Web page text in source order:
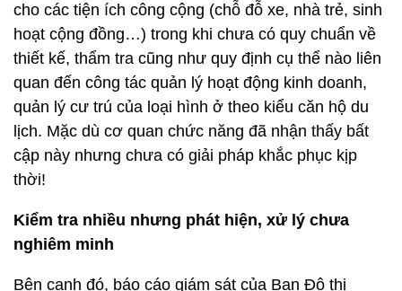
cho các tiện ích công cộng (chỗ đỗ xe, nhà trẻ, sinh
hoạt cộng đồng…) trong khi chưa có quy chuẩn về
thiết kế, thẩm tra cũng như quy định cụ thể nào liên
quan đến công tác quản lý hoạt động kinh doanh,
quản lý cư trú của loại hình ở theo kiểu căn hộ du
lịch. Mặc dù cơ quan chức năng đã nhận thấy bất
cập này nhưng chưa có giải pháp khắc phục kịp
thời!
Kiểm tra nhiều nhưng phát hiện, xử lý chưa
nghiêm minh
Bên cạnh đó, báo cáo giám sát của Ban Đô thị